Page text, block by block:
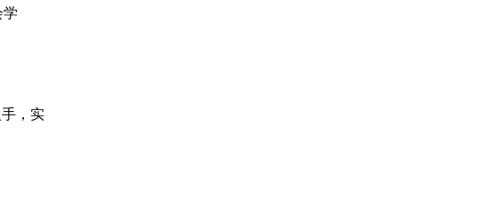
学
，实